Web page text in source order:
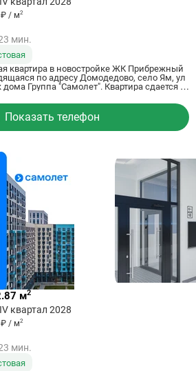
₽ / м2
мин.
квартира в новостройке ЖК Прибрежный
по адресу Домодедово, село Ям, ул
Группа "Самолет". Квартира сдается в
отделкой, в 23 минутах на машине
Домодедовская. Общая площадь
из 17. ID квартиры на СтройкиРУ 801195,
звонить.
Показать телефон
м2
IV квартал 2028
₽ / м2
мин.